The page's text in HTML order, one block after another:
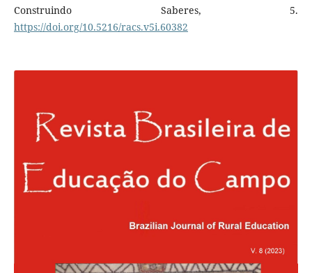
Construindo Saberes, 5.
https://doi.org/10.5216/racs.v5i.60382